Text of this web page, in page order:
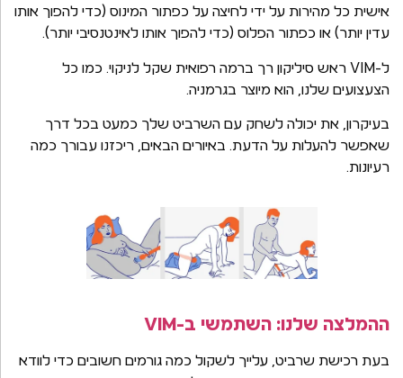
אישית כל מהירות על ידי לחיצה על כפתור המינוס (כדי להפוך אותו
עדין יותר) או כפתור הפלוס (כדי להפוך אותו לאינטנסיבי יותר).
ל-VIM ראש סיליקון רך ברמה רפואית שקל לניקוי. כמו כל
הצעצועים שלנו, הוא מיוצר בגרמניה.
בעיקרון, את יכולה לשחק עם השרביט שלך כמעט בכל דרך
שאפשר להעלות על הדעת. באיורים הבאים, ריכזנו עבורך כמה
רעיונות.
ההמלצה שלנו: השתמשי ב-VIM
בעת רכישת שרביט, עלייך לשקול כמה גורמים חשובים כדי לוודא